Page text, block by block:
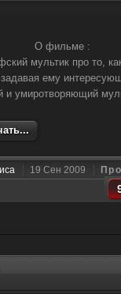
О фильме :
мультик про то,
ему
и умиротворяющий
19 Сен 2009